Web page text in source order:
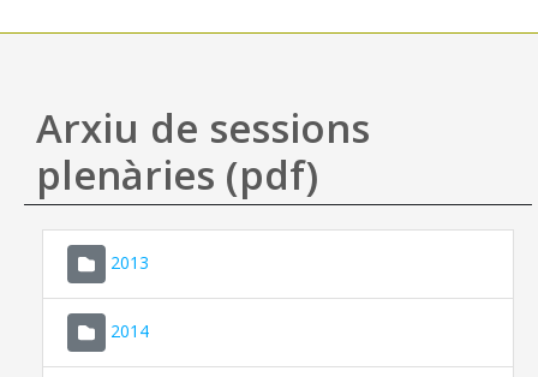
Utilitats
Ajuda
Arxiu de sessions
plenàries (pdf)
2013
2014